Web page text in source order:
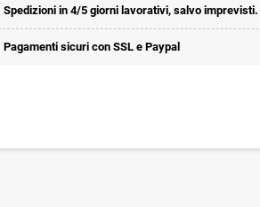
Spedizioni in 4/5 giorni lavorativi, salvo imprevisti.
Pagamenti sicuri con SSL e Paypal